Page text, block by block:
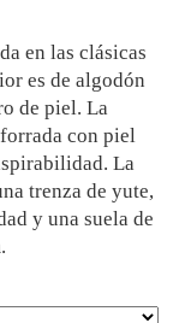
en las clásicas
es de algodón
de piel. La
con piel
La
trenza de yute,
y una suela de